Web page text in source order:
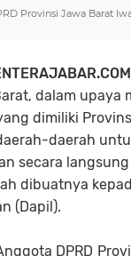
Provinsi Jawa Barat
dalam upaya
dimiliki
daerah
secara
dibuatnya
(Dapil).
DPRD